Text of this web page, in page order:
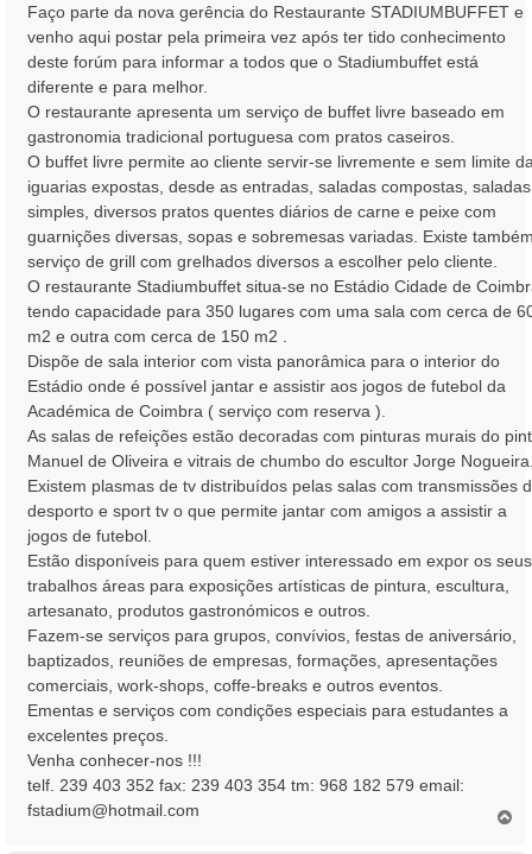
a
g
e
m
Faço parte da nova gerência do Restaurante STADIUMBUFFET e
venho aqui postar pela primeira vez após ter tido conhecimento
deste forúm para informar a todos que o Stadiumbuffet está
diferente e para melhor.
O restaurante apresenta um serviço de buffet livre baseado em
gastronomia tradicional portuguesa com pratos caseiros.
O buffet livre permite ao cliente servir-se livremente e sem limite
iguarias expostas, desde as entradas, saladas compostas, saladas
simples, diversos pratos quentes diários de carne e peixe com
guarnições diversas, sopas e sobremesas variadas. Existe
serviço de grill com grelhados diversos a escolher pelo cliente.
O restaurante Stadiumbuffet situa-se no Estádio Cidade de
tendo capacidade para 350 lugares com uma sala com cerca de
m2 e outra com cerca de 150 m2 .
Dispõe de sala interior com vista panorâmica para o interior do
Estádio onde é possível jantar e assistir aos jogos de futebol da
Académica de Coimbra ( serviço com reserva ).
As salas de refeições estão decoradas com pinturas murais do
Manuel de Oliveira e vitrais de chumbo do escultor Jorge
Existem plasmas de tv distribuídos pelas salas com transmissões
desporto e sport tv o que permite jantar com amigos a assistir a
jogos de futebol.
Estão disponíveis para quem estiver interessado em expor os seus
trabalhos áreas para exposições artísticas de pintura, escultura,
artesanato, produtos gastronómicos e outros.
Fazem-se serviços para grupos, convívios, festas de aniversário,
baptizados, reuniões de empresas, formações, apresentações
comerciais, work-shops, coffe-breaks e outros eventos.
Ementas e serviços com condições especiais para estudantes a
excelentes preços.
Venha conhecer-nos !!!
telf. 239 403 352 fax: 239 403 354 tm: 968 182 579 email:
fstadium@hotmail.com